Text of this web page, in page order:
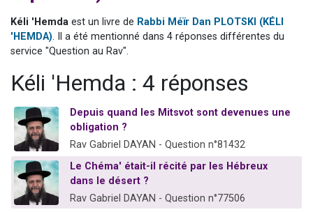
Il reste 49 places pour étudier en groupe sur Zoom
2 nouvelles musiques dans Torah-Box Music
Kéli 'Hemda est un livre de Rabbi Méïr Dan PLOTSKI (KÉLI
'HEMDA). Il a été mentionné dans 4 réponses différentes du
service "Question au Rav".
Kéli 'Hemda : 4 réponses
Depuis quand les Mitsvot sont devenues une
obligation ?
Rav Gabriel DAYAN - Question n°81432
Le Chéma' était-il récité par les Hébreux
dans le désert ?
Rav Gabriel DAYAN - Question n°77506